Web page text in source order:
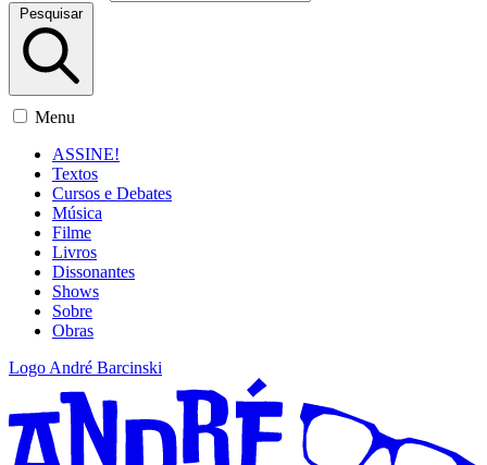
Pesquisar
Menu
ASSINE!
Textos
Cursos e Debates
Música
Filme
Livros
Dissonantes
Shows
Sobre
Obras
Logo André Barcinski